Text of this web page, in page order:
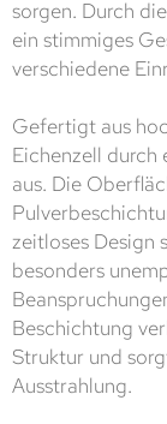
sorgen. Durch
ein stimmiges
verschiedene
Gefertigt aus
Eichenzell
aus. Die
zeitloses Design
besonders
Beschichtung
Struktur und
Ausstrahlung.